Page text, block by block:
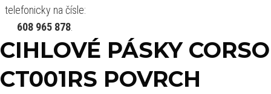
telefonicky na čísle:
608 965 878
CIHLOVÉ PÁSKY CORSO
CT001RS POVRCH